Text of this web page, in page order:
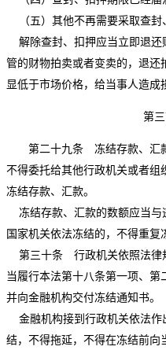
（五）其他不再需要采取查封
解除查封、扣押应当立即退还
管的财物拍卖或者变卖的，退还
显低于市场价格，给当事人造成
第
第二十九条 冻结存款、汇款
不得委托给其他行政机关或者组
冻结存款、汇款。
冻结存款、汇款的数额应当与
国家机关依法冻结的，不得重复
第三十条 行政机关依照法律
当履行本法第十八条第一项、第
并向金融机构交付冻结通知书。
金融机构接到行政机关依法作
结，不得拖延，不得在冻结前向